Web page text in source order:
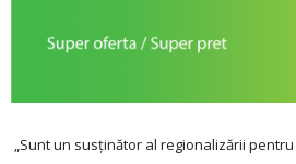
„Sunt un susţinător al regionalizării